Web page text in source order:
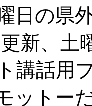
日の県
新、土
講話用
ットー